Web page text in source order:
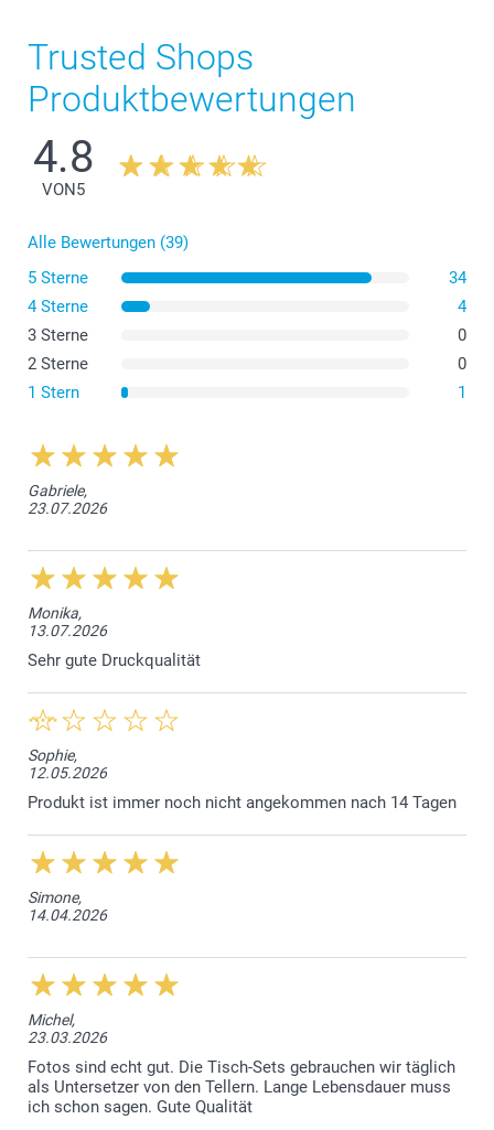
Reinigen Sie die Sets direkt nach dem Gebrauch, damit
Waschen Sie es mit Wasser und Seife, ohne es in den
Geschirrspüler zu stellen.
Trusted Shops
Produktbewertungen
4.8
VON5
Alle Bewertungen (39)
5 Sterne
34
4 Sterne
4
3 Sterne
0
2 Sterne
0
1 Stern
1
Gabriele,
23.07.2026
Monika,
13.07.2026
Sehr gute Druckqualität
Sophie,
12.05.2026
Produkt ist immer noch nicht angekommen nach 14 Tagen
Simone,
14.04.2026
Michel,
23.03.2026
Fotos sind echt gut. Die Tisch-Sets gebrauchen wir täglich
als Untersetzer von den Tellern. Lange Lebensdauer muss
ich schon sagen. Gute Qualität